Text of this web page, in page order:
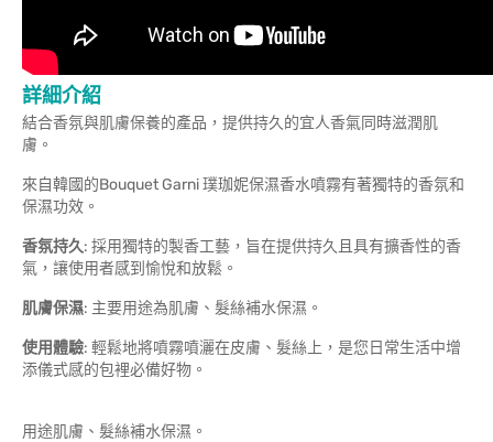
詳細介紹
結合香氛與肌膚保養的產品，提供持久的宜人香氣同時滋潤肌
膚。
來自韓國的Bouquet Garni 璞珈妮保濕香水噴霧有著獨特的香氛和
保濕功效。
香氛持久: 採用獨特的製香工藝，旨在提供持久且具有擴香性的香
氣，讓使用者感到愉悅和放鬆。
肌膚保濕: 主要用途為肌膚、髮絲補水保濕。
使用體驗: 輕鬆地將噴霧噴灑在皮膚、髮絲上，是您日常生活中增
添儀式感的包裡必備好物。
用途肌膚、髮絲補水保濕。